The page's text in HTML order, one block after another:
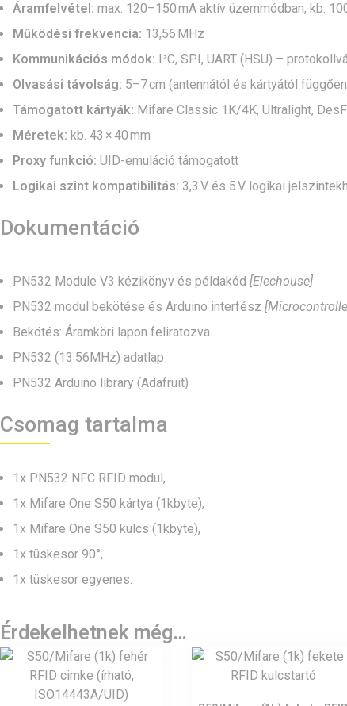
Áramfelvétel: max. 120–150 mA aktív üzemmódban, kb.
Működési frekvencia: 13,56 MHz
Kommunikációs módok: I²C, SPI, UART (HSU) –
Olvasási távolság: 5–7 cm (antennától és kártyától
Támogatott kártyák: Mifare Classic 1K/4K, Ultralight,
Méretek: kb. 43 × 40 mm
Proxy funkció: UID-emuláció támogatott
Logikai szint kompatibilitás: 3,3 V és 5 V logikai
Dokumentáció
PN532 Module V3 kézikönyv és példakód [Elechouse]
PN532 modul bekötése és Arduino interfész
Bekötés: Áramköri lapon feliratozva.
PN532 (13.56MHz) adatlap
PN532 Arduino library (Adafruit)
Csomag tartalma
1x PN532 NFC RFID modul,
1x Mifare One S50 kártya (1kbyte),
1x Mifare One S50 kulcs (1kbyte),
1x tüskesor 90°,
1x tüskesor egyenes.
Érdekelhetnek még…